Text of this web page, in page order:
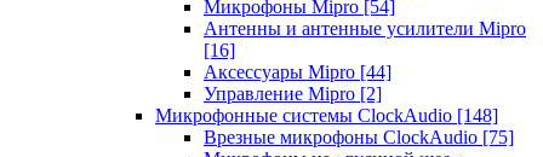
Микрофоны Mipro [54]
Антенны и антенные усилители Mipro
[16]
Аксессуары Mipro [44]
Управление Mipro [2]
Микрофонные системы ClockAudio [148]
Врезные микрофоны ClockAudio [75]